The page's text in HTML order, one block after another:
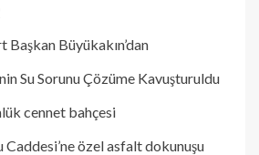
Başkan Büyükakın’dan
Su Sorunu Çözüme Kavuşturuldu
cennet bahçesi
özel asfalt dokunuşu